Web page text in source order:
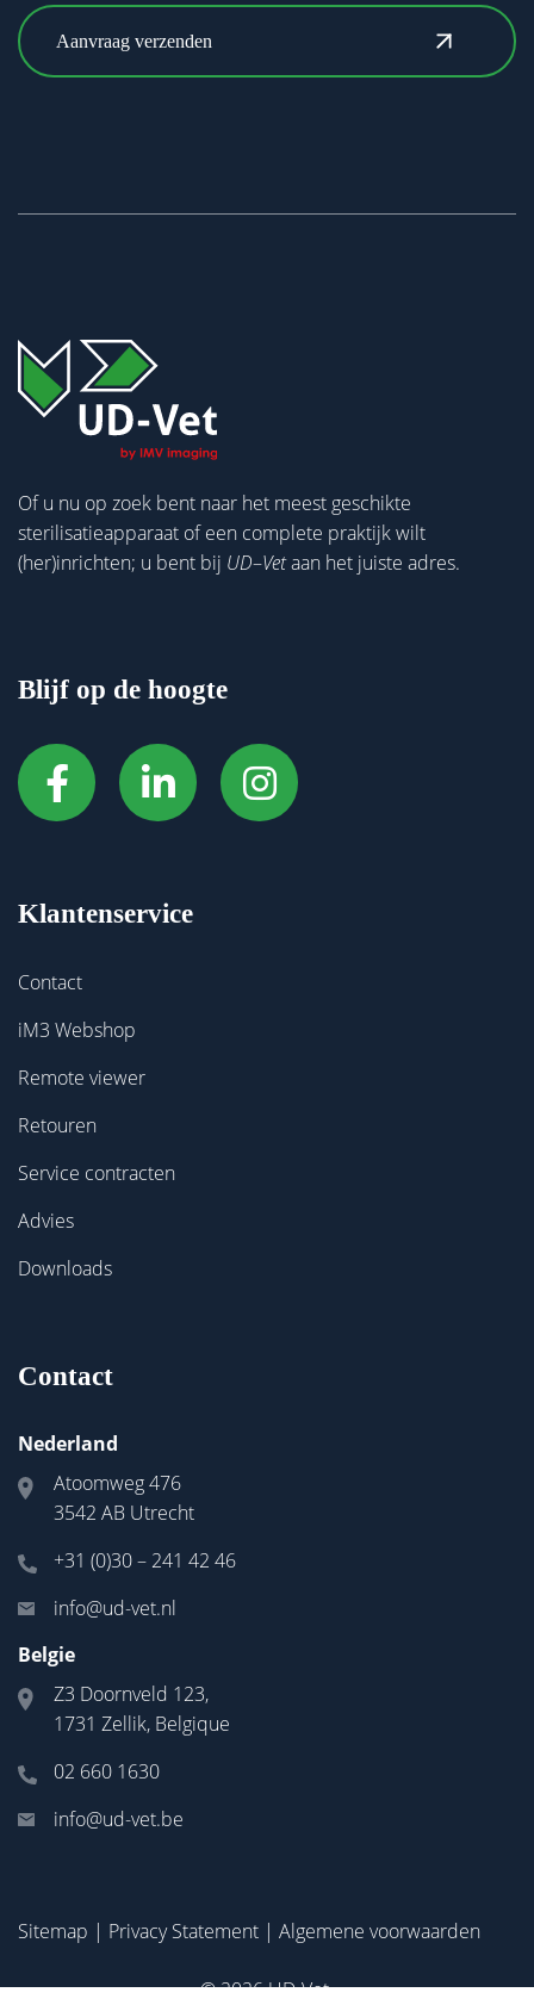
Of u nu op zoek bent naar het meest geschikte
sterilisatieapparaat of een complete praktijk wilt
(her)inrichten; u bent bij UD–Vetaan het juiste adres.
Blijf op de hoogte
Klantenservice
Contact
iM3 Webshop
Remote viewer
Retouren
Service contracten
Advies
Downloads
Contact
Nederland
Atoomweg 476
3542 AB Utrecht
+31 (0)30 – 241 42 46
info@ud-vet.nl
Belgie
Z3 Doornveld 123,
1731 Zellik, Belgique
02 660 1630
info@ud-vet.be
Sitemap | Privacy Statement | Algemene voorwaarden
© 2026UD-Vet